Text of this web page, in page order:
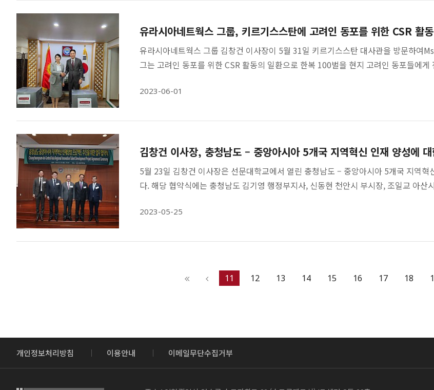
유라시아네트웍스 그룹, 키르기스스탄에 고려인 동포를 위한 CSR 활
유라시아네트웍스 그룹 김창건 이사장이 5월 31일 키르기스스탄 대사관을 방문하여
그는 고려인 동포를 위한 CSR 활동의 일환으로 한복 100벌을 현지 고려인 동포들에
2023-06-01
김창건 이사장, 충청남도 – 중앙아시아 5개국 지역혁신 인재 양성에
5월 23일 김창건 이사장은 선문대학교에서 열린 충청남도 – 중앙아시아 5개국 지역
다. 해당 협약식에는 충청남도 김기영 행정부지사, 신동현 천안시 부시장, 조일교 아
2023-05-25
11 12 13 14 15 16 17 18
개인정보처리방침 이용안내 이메일무단수집거부